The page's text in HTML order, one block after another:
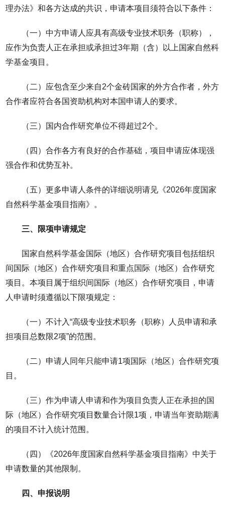
理办法》和各方达成的共识，申请本项目须符合以下条件：
（一）中方申请人应具有高级专业技术职务（职称），
应作为负责人正在承担或承担过3年期（含）以上国家自然科
学基金项目。
（二）应包含至少来自2个金砖国家的外方合作者，外方
合作者应符合各国资助机构对本国申请人的要求。
（三）国内合作研究单位不得超过2个。
（四）合作各方有良好的合作基础，项目申请应体现强
强合作和优势互补。
（五）更多申请人条件的详细说明请见《2026年度国家
自然科学基金项目指南》。
三、限项申请规定
国家自然科学基金国际（地区）合作研究项目包括组织
间国际（地区）合作研究项目和重点国际（地区）合作研究
项目。本项目属于组织间国际（地区）合作研究项目，申请
人申请时须遵循以下限项规定：
（一）不计入“高级专业技术职务（职称）人员申请和承
担项目总数限2项”的范围。
（二）申请人同年只能申请1项国际（地区）合作研究项
目。
（三）作为申请人申请和作为项目负责人正在承担的国
际（地区）合作研究项目数量合计限1项，申请当年资助期满
的项目不计入统计范围。
（四）《2026年度国家自然科学基金项目指南》中关于
申请数量的其他限制。
四、申报说明